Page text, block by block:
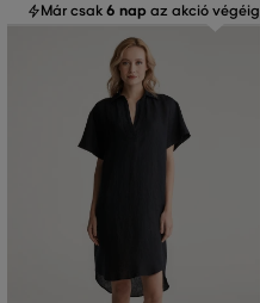
Már csak6 nap az akció végéig